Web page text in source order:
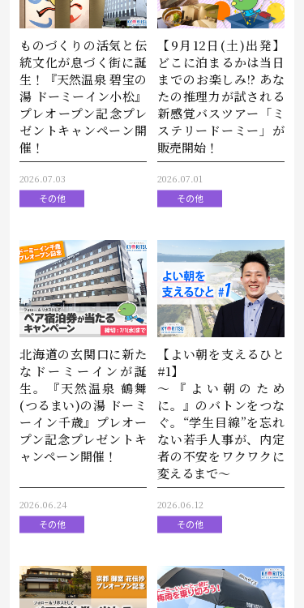
ものづくりの活気と伝
統文化が息づく街に誕
生！『天然温泉 碧宝の
湯 ドーミーイン小松』
プレオープン記念プレ
ゼントキャンペーン開
催！
2026.07.03
その他
【9月12日(土)出発】
どこに泊まるかは当日
までのお楽しみ!? あな
たの推理力が試される
新感覚バスツアー「ミ
ステリードーミー」が
販売開始！
2026.07.01
その他
北海道の玄関口に新た
なドーミーインが誕
生。『天然温泉 鶴舞
(つるまい)の湯 ドーミ
ーイン千歳』プレオー
プン記念プレゼントキ
ャンペーン開催！
2026.06.24
その他
【よい朝を支えるひと
#1】
～『よい朝のため
に。』のバトンをつな
ぐ。“学生目線”を忘れ
ない若手人事が、内定
者の不安をワクワクに
変えるまで～
2026.06.12
その他